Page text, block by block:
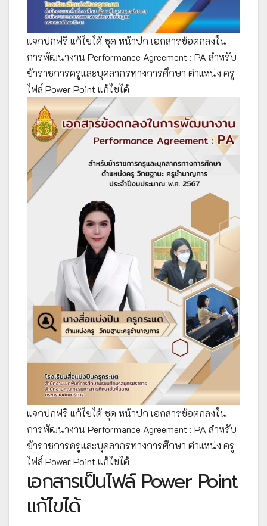
แจกปกฟรี แก้ไขได้ ชุด หน้าปก เอกสารข้อตกลงใน
การพัฒนางาน Performance Agreement : PA สำหรับ
ข้าราชการครูและบุคลากรทางการศึกษา ตำแหน่ง ครู
ไฟล์ Power Point แก้ไขได้
แจกปกฟรี แก้ไขได้ ชุด หน้าปก เอกสารข้อตกลงใน
การพัฒนางาน Performance Agreement : PA สำหรับ
ข้าราชการครูและบุคลากรทางการศึกษา ตำแหน่ง ครู
ไฟล์ Power Point แก้ไขได้
เอกสารเป็นไฟล์ Power Point
แก้ไขได้